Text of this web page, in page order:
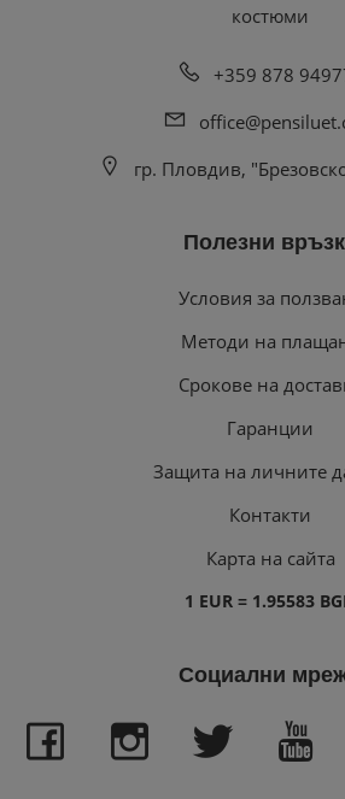
костюми
+359 878
гр. Пловдив,
Полезни
Условия за
Методи на
Срокове на
Гаранции
Защита на личните
Контакти
Карта на сайта
1 EUR = 1.95583
Социални